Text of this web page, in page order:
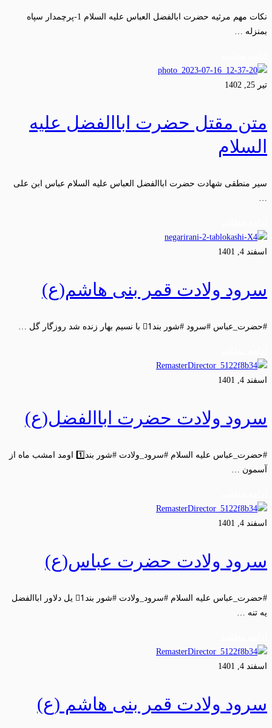
نکات مهم مرثیه حضرت ابالفضل العباس علیه السلام 1-پرچمدار سپاه
بمنزله …
تیر 25, 1402
متن مقتل حضرت اباالفضل علیه
السلام
سیر منطقی شهادت حضرت اباالفضل العباس علیه السلام عباس ابن علی
…
اسفند 4, 1401
سرود ولادت قمر بنی هاشم(ع)
#حضرت_عباس #سرود #شور بند1⃣ با نسیم بهار زنده شد روزگار گل …
اسفند 4, 1401
سرود ولادت حضرت اباالفضل(ع)
#حضرت_عباس علیه السلام #سرود_ولادت #شور بند1️⃣ اومد امشب ماه از
آسمون …
اسفند 4, 1401
سرود ولادت حضرت عباس(ع)
#حضرت_عباس علیه السلام #سرود_ولادت #شور بند1⃣ یل دلاور اباالفضل
یه تنه …
اسفند 4, 1401
سرود ولادت قمر بنی هاشم (ع)